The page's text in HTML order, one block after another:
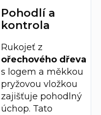
Pohodlí a
kontrola
Rukojeť z
ořechového dřeva
s logem a měkkou
pryžovou vložkou
zajišťuje pohodlný
úchop. Tato